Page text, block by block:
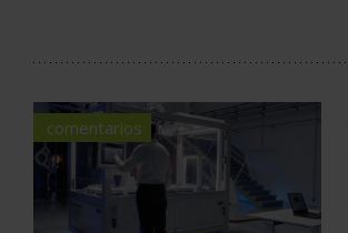
comentarios